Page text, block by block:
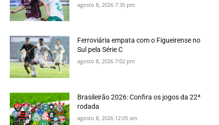
agosto 8, 2026 7:35 pm
Ferroviária empata com o Figueirense no
Sul pela Série C
agosto 8, 2026 7:02 pm
Brasileirão 2026: Confira os jogos da 22ª
rodada
agosto 8, 2026 12:05 am